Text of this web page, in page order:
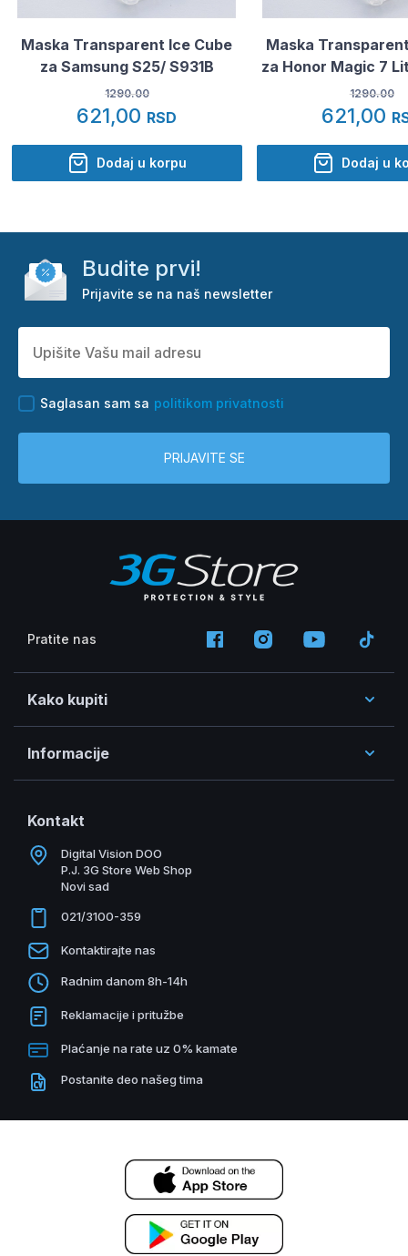
Maska Transparent Ice Cube
za Samsung S25/ S931B
1290.00
621,00 RSD
Dodaj u korpu
Maska
za Honor Magic 7
1290.00
621,00
Dodaj u
Budite prvi!
Prijavite se na naš newsletter
Saglasan sam sa politikom privatnosti
PRIJAVITE SE
Pratite nas
Kako kupiti
Informacije
Kontakt
Digital Vision DOO
P.J. 3G Store Web Shop
Novi sad
021/3100-359
Kontaktirajte nas
Radnim danom 8h-14h
Reklamacije i pritužbe
Plaćanje na rate uz 0% kamate
Postanite deo našeg tima